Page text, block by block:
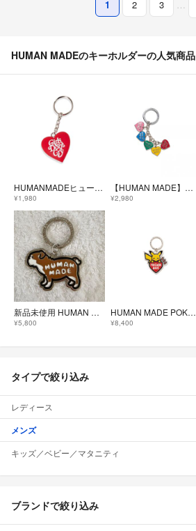
1 2 3 …
HUMAN MADEのキーホルダーの人気商品
HUMANMADEヒューマンメイドGirlsDontCry キーホルダー 赤白
¥1,980
【HUMAN MADE】ヒューマンメイド ハートキー ホルダー チャーム
¥2,980
新品未使用 HUMAN MADE オフラインストア限定 キーリング キーホルダー
¥5,800
HUMAN MADE POKEMON MADE KEY
¥8,400
タイプで絞り込み
レディース
メンズ
キッズ／ベビー／マタニティ
ブランドで絞り込み